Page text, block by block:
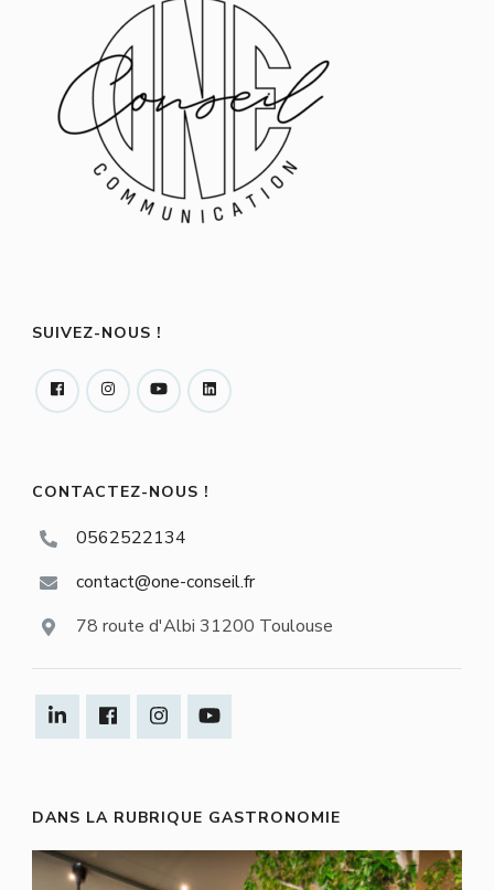
SUIVEZ-NOUS !
CONTACTEZ-NOUS !
0562522134
contact@one-conseil.fr
78 route d'Albi 31200 Toulouse
DANS LA RUBRIQUE GASTRONOMIE